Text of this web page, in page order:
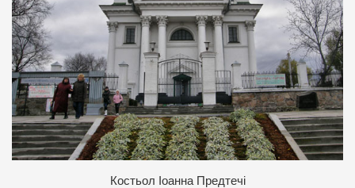
Костьол Іоанна Предтечі